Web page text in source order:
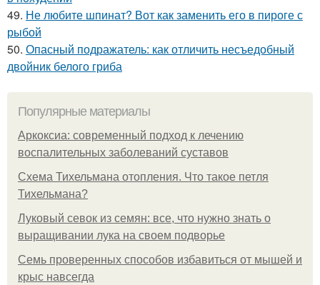
49. Не любите шпинат? Вот как заменить его в пироге с
рыбой
50. Опасный подражатель: как отличить несъедобный
двойник белого гриба
Популярные материалы
Аркоксиа: современный подход к лечению
воспалительных заболеваний суставов
Схема Тихельмана отопления. Что такое петля
Тихельмана?
Луковый севок из семян: все, что нужно знать о
выращивании лука на своем подворье
Семь проверенных способов избавиться от мышей и
крыс навсегда